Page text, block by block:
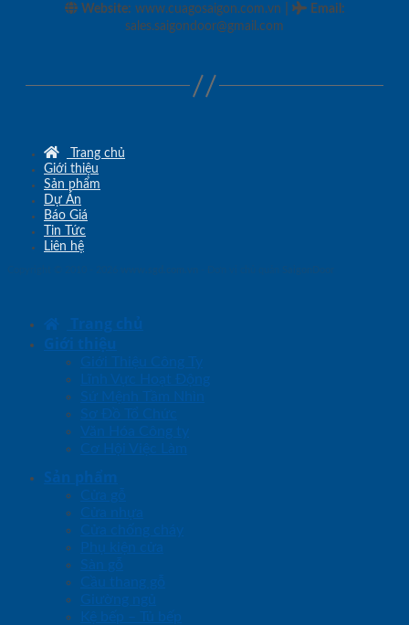
Website: www.cuagosaigon.com.vn Email :
sales.saigondoor@gmail.com
Trang chủ
Giới thiệu
Sản phẩm
Dự Án
Báo Giá
Tin Tức
Liên hệ
Trang chủ
Giới thiệu
Giới Thiệu Công Ty
Lĩnh Vực Hoạt Động
Sứ Mệnh Tầm Nhìn
Sơ Đồ Tổ Chức
Văn Hóa Công ty
Cơ Hội Việc Làm
Sản phẩm
Cửa gỗ
Cửa nhựa
Cửa chống cháy
Phụ kiện cửa
Sàn gỗ
Cầu thang gỗ
Giường ngủ
Kệ bếp – Tủ bếp